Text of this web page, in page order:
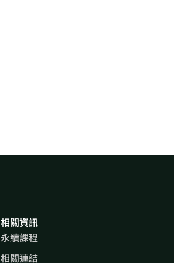
相關資訊
永續課程
相關連結